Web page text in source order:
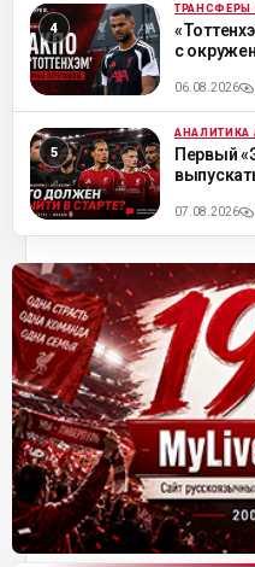
ML ТРАНСФЕРЫ
с
06.08.2026
ML АНАЛИТИКА
Первый
07.08.2026